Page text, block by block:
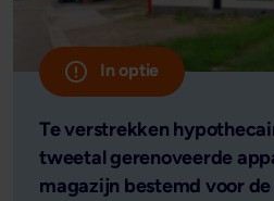
In optie
Te verstrekken
tweetal gerenoveerde
magazijn bestemd voor